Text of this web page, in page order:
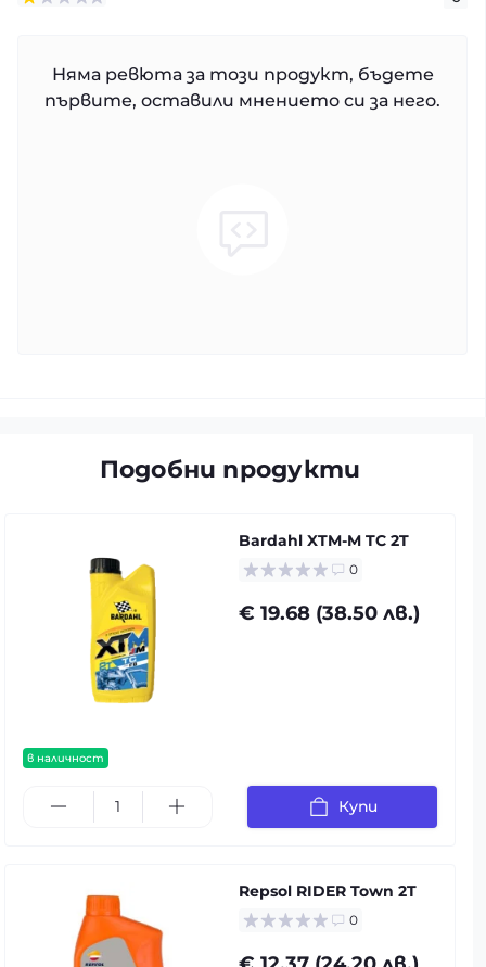
Няма ревюта за този продукт, бъдете
първите, оставили мнението си за него.
Подобни продукти
в наличност
Bardahl XTM-M TC 2T
0
€ 19.68 (38.50 лв.)
Купи
Repsol RIDER Town 2T
0